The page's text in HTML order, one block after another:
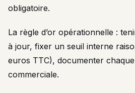
obligatoire.
La règle d’or opérationnelle :
à jour, fixer un seuil interne
euros TTC), documenter
commerciale.